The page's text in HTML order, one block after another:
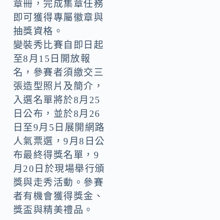
章冊，完成集章任務
即可獲得專屬徽章與
抽獎資格。
變裝秀比賽自即日起
至8月15日開放報
名，參賽者須繳交三
張造型照片及簡介，
入選名單將於8月25
日公布，並於8月26
日至9月5日展開網路
人氣票選，9月8日公
布最終得獎名單，9
月20日於現場舉行頒
獎與走秀活動。參賽
者有機會獲得獎金、
獎盃與精美禮品。